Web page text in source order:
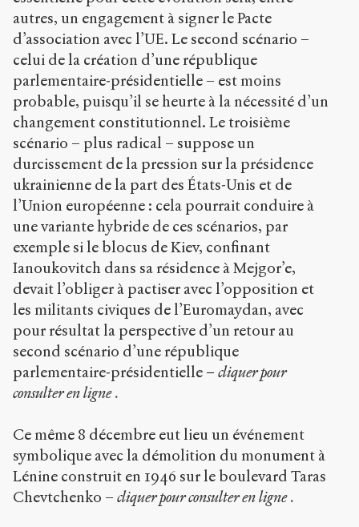
autres, un engagement à signer le Pacte
d’association avec l’UE. Le second scénario –
celui de la création d’une république
parlementaire-présidentielle – est moins
probable, puisqu’il se heurte à la nécessité d’un
changement constitutionnel. Le troisième
scénario – plus radical – suppose un
durcissement de la pression sur la présidence
ukrainienne de la part des États-Unis et de
l’Union européenne : cela pourrait conduire à
une variante hybride de ces scénarios, par
exemple si le blocus de Kiev, confinant
Ianoukovitch dans sa résidence à Mejgor’e,
devait l’obliger à pactiser avec l’opposition et
les militants civiques de l’Euromaydan, avec
pour résultat la perspective d’un retour au
second scénario d’une république
parlementaire-présidentielle – cliquer pour
consulter en ligne .
Ce même 8 décembre eut lieu un événement
symbolique avec la démolition du monument à
Lénine construit en 1946 sur le boulevard Taras
Chevtchenko – cliquerpour consulter en ligne .